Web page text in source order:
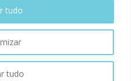
tudo
tudo
Automation